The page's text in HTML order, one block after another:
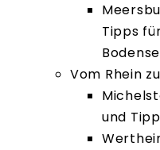
Tipps
Vom Rhein
und